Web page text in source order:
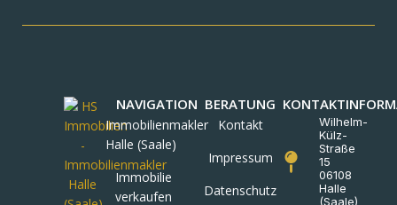
NAVIGATION
Immobilienmakler
Halle (Saale)
Immobilie
verkaufen
BERATUNG
Kontakt
Impressum
Datenschutz
Wilhelm-
Külz-
Straße
15
06108
Halle
(Saale)